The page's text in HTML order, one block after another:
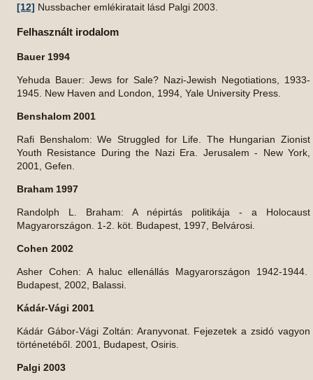
[12] Nussbacher emlékiratait lásd Palgi 2003.
Felhasznált irodalom
Bauer 1994
Yehuda Bauer: Jews for Sale? Nazi-Jewish Negotiations, 1933-
1945. New Haven and London, 1994, Yale University Press.
Benshalom 2001
Rafi Benshalom: We Struggled for Life. The Hungarian Zionist
Youth Resistance During the Nazi Era. Jerusalem - New York,
2001, Gefen.
Braham 1997
Randolph L. Braham: A népirtás politikája - a Holocaust
Magyarországon. 1-2. köt. Budapest, 1997, Belvárosi.
Cohen 2002
Asher Cohen: A haluc ellenállás Magyarországon 1942-1944.
Budapest, 2002, Balassi.
Kádár-Vági 2001
Kádár Gábor-Vági Zoltán: Aranyvonat. Fejezetek a zsidó vagyon
történetéből. 2001, Budapest, Osiris.
Palgi 2003